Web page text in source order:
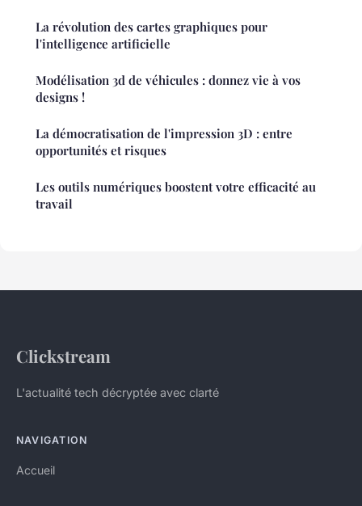
La révolution des cartes graphiques pour
l'intelligence artificielle
Modélisation 3d de véhicules : donnez vie à vos
designs !
La démocratisation de l'impression 3D : entre
opportunités et risques
Les outils numériques boostent votre efficacité au
travail
Clickstream
L'actualité tech décryptée avec clarté
NAVIGATION
Accueil